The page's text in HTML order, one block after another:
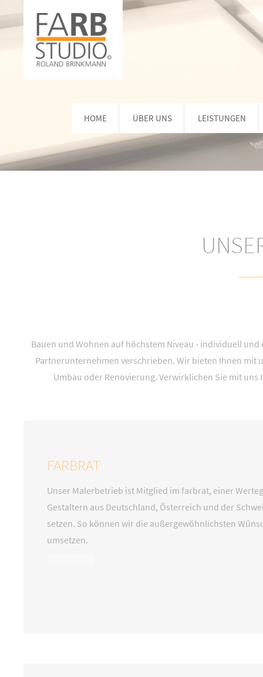
HOME ÜBER UNS LEISTUNGEN
Bauen und Wohnen auf höchstem Niveau - individuell
Partnerunternehmen verschrieben. Wir bieten Ihnen mit
Umbau oder Renovierung. Verwirklichen Sie mit
FARBRAT
Unser Malerbetrieb ist Mitglied im farbrat, einer
Gestaltern aus Deutschland, Österreich und der
setzen. So können wir die außergewöhnlichsten
umsetzen.